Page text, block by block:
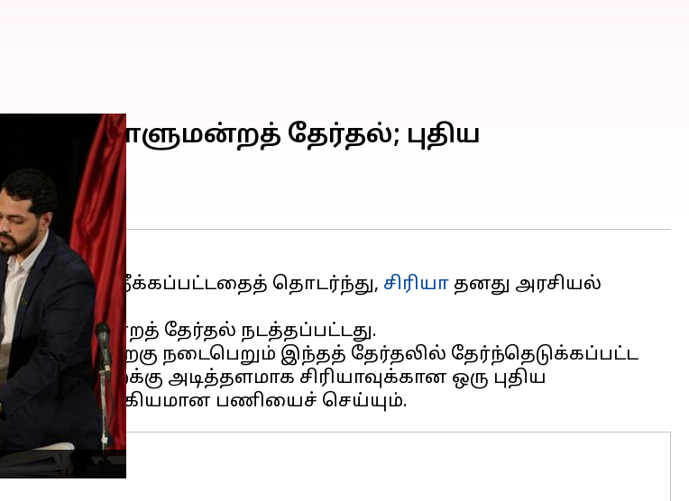
நாடாளுமன்றத் தேர்தல்; புதிய
அல்-அசாத் நீக்கப்பட்டதைத் தொடர்ந்து, சிரியா தனது அரசியல்
நாடாளுமன்றத் தேர்தல் நடத்தப்பட்டது.
பிறகு நடைபெறும் இந்தத் தேர்தலில் தேர்ந்தெடுக்கப்பட்ட
அடித்தளமாக சிரியாவுக்கான ஒரு புதிய